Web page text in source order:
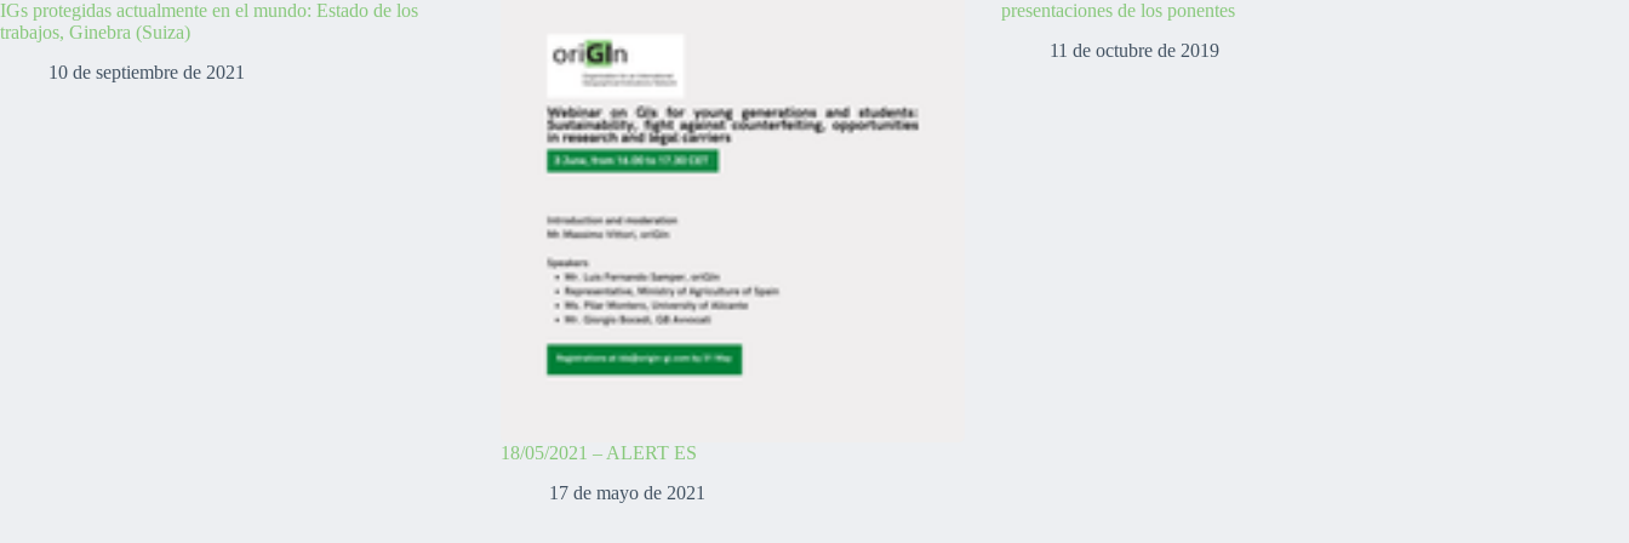
IGs protegidas actualmente en el mundo: Estado de los
trabajos, Ginebra (Suiza)
10 de septiembre de 2021
18/05/2021 – ALERT ES
17 de mayo de 2021
presentaciones de los ponentes
11 de octubre de 2019